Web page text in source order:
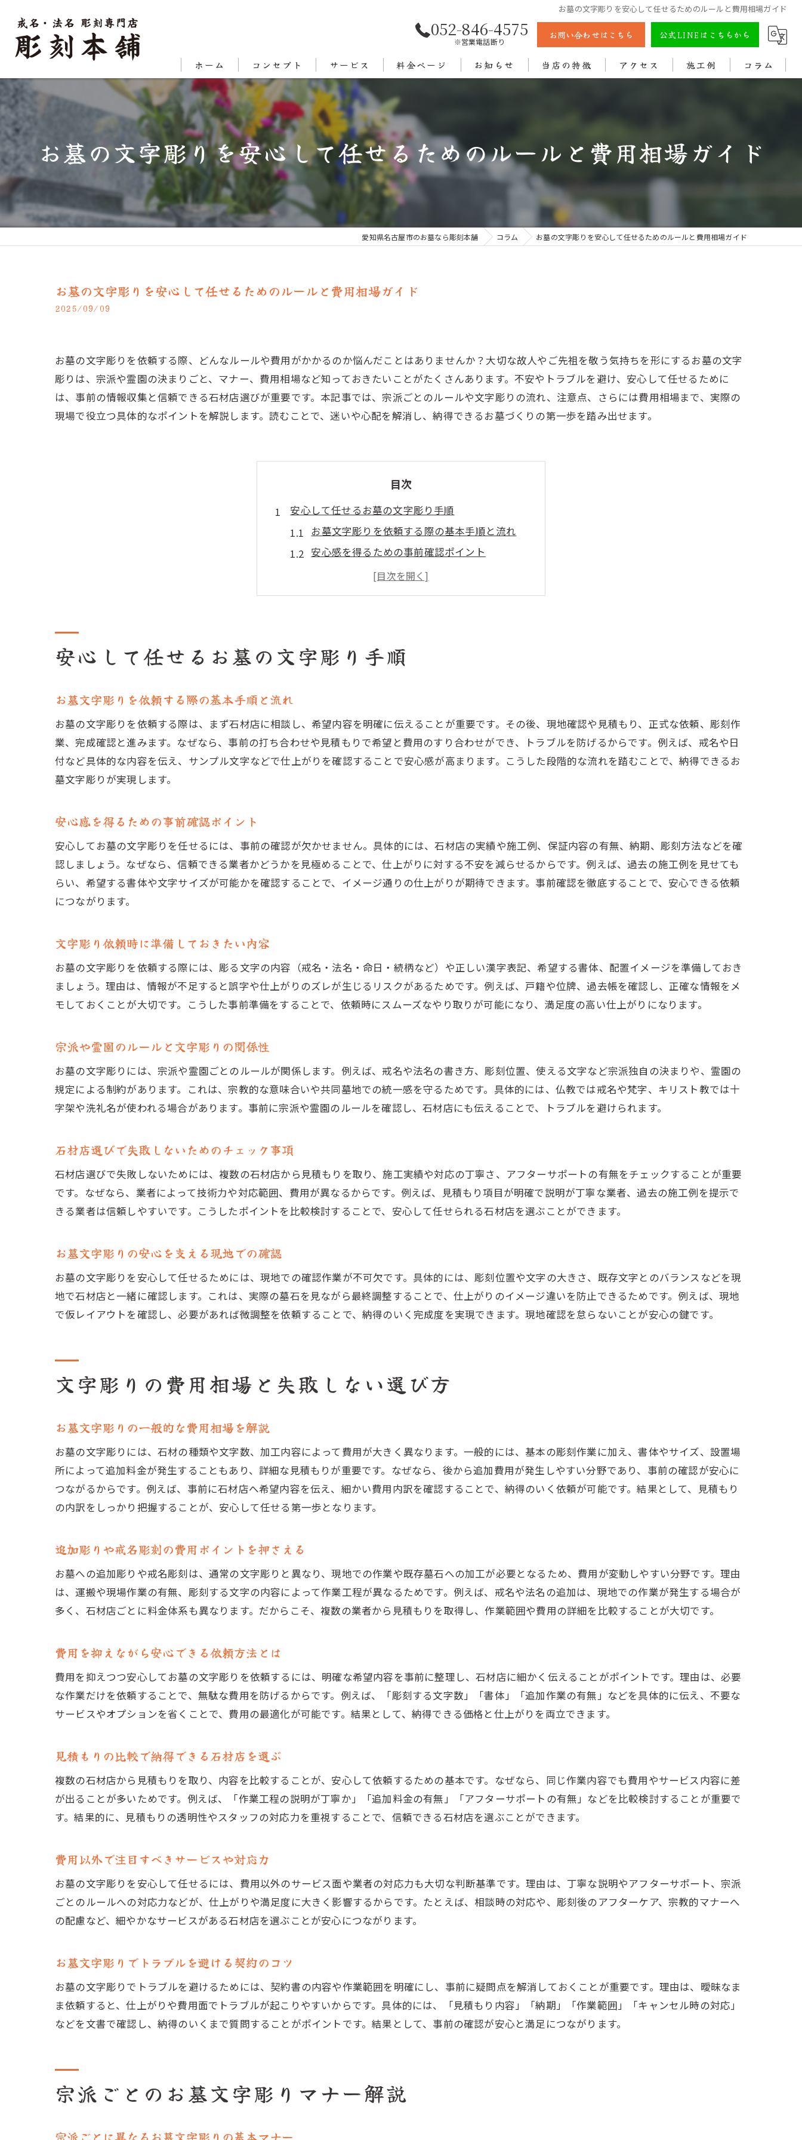
お墓の文字彫りを安心して任せるためのルールと費用相場ガイド
052-846-4575
※営業電話断り
お問い合わせはこちら 公式LINEはこちらから
ホーム コンセプト
代表あいさつ
対応エリア
サービス 料金ページ お知らせ 当店の特徴
法名
色入れ
アクセス 施工例 コラム
お墓の文字彫りを安心して任せるためのルールと費用相場ガイド
愛知県名古屋市のお墓なら彫刻本舗 コラム お墓の文字彫りを安心して任せるためのルールと費用相場ガイド
お墓の文字彫りを安心して任せるためのルールと費用相場ガイド
2025/09/09
お墓の文字彫りを依頼する際、どんなルールや費用がかかるのか悩んだことはありませんか？大切な故人やご先祖を敬う気持ちを形にするお墓の文字
彫りは、宗派や霊園の決まりごと、マナー、費用相場など知っておきたいことがたくさんあります。不安やトラブルを避け、安心して任せるために
は、事前の情報収集と信頼できる石材店選びが重要です。本記事では、宗派ごとのルールや文字彫りの流れ、注意点、さらには費用相場まで、実際の
現場で役立つ具体的なポイントを解説します。読むことで、迷いや心配を解消し、納得できるお墓づくりの第一歩を踏み出せます。
目次
安心して任せるお墓の文字彫り手順
お墓文字彫りを依頼する際の基本手順と流れ
安心感を得るための事前確認ポイント
文字彫り依頼時に準備しておきたい内容
宗派や霊園のルールと文字彫りの関係性
文字彫りの費用相場と失敗しない選び方
費用を抑えながら安心できる依頼方法とは
見積もりの比較で納得できる石材店を選ぶ
費用以外で注目すべきサービスや対応力
戒名や法名の彫刻時に気をつけたいポイント
お墓文字彫りで避けるべきタブーの具体例
石材店との相談でマナー違反を防ぐ方法
お墓追加彫りを依頼する際の大切な注意点
戒名彫刻時に確認したい費用と手続き
お墓文字彫り追加で失敗しない進め方
追加彫りの際に石材店と決めるべき事項
タブーを避けた墓石文字の決め方
お墓文字彫りで避けるべき言葉や表現
タブーを理解して安心できる文字選びを実現
霊園や宗派の規定を守る文字彫りポイント
お墓文字彫りにおける著作権や法的注意点
戒名彫刻はいつ依頼するのが最適かを解説
墓石に名前を彫らない選択が増える背景
トラブルを防ぐお墓文字彫りの心得
費用や仕上がりで後悔しないための対策
石材店との打ち合わせで伝えるべき事項
お墓文字彫りの完成後にすべき最終チェック
トラブル時に安心できるサポート体制とは
口コミや実績から選ぶ安心の石材店選び
費用やサービス内容で比較するポイント
お墓文字彫りの相談がしやすい店舗の特徴
安心して任せるお墓の文字彫り手順
お墓文字彫りを依頼する際の基本手順と流れ
お墓の文字彫りを依頼する際は、まず石材店に相談し、希望内容を明確に伝えることが重要です。その後、現地確認や見積もり、正式な依頼、彫刻作
業、完成確認と進みます。なぜなら、事前の打ち合わせや見積もりで希望と費用のすり合わせができ、トラブルを防げるからです。例えば、戒名や日
付など具体的な内容を伝え、サンプル文字などで仕上がりを確認することで安心感が高まります。こうした段階的な流れを踏むことで、納得できるお
墓文字彫りが実現します。
安心感を得るための事前確認ポイント
安心してお墓の文字彫りを任せるには、事前の確認が欠かせません。具体的には、石材店の実績や施工例、保証内容の有無、納期、彫刻方法などを確
認しましょう。なぜなら、信頼できる業者かどうかを見極めることで、仕上がりに対する不安を減らせるからです。例えば、過去の施工例を見せても
らい、希望する書体や文字サイズが可能かを確認することで、イメージ通りの仕上がりが期待できます。事前確認を徹底することで、安心できる依頼
につながります。
文字彫り依頼時に準備しておきたい内容
お墓の文字彫りを依頼する際には、彫る文字の内容（戒名・法名・命日・続柄など）や正しい漢字表記、希望する書体、配置イメージを準備しておき
ましょう。理由は、情報が不足すると誤字や仕上がりのズレが生じるリスクがあるためです。例えば、戸籍や位牌、過去帳を確認し、正確な情報をメ
モしておくことが大切です。こうした事前準備をすることで、依頼時にスムーズなやり取りが可能になり、満足度の高い仕上がりになります。
宗派や霊園のルールと文字彫りの関係性
お墓の文字彫りには、宗派や霊園ごとのルールが関係します。例えば、戒名や法名の書き方、彫刻位置、使える文字など宗派独自の決まりや、霊園の
規定による制約があります。これは、宗教的な意味合いや共同墓地での統一感を守るためです。具体的には、仏教では戒名や梵字、キリスト教では十
字架や洗礼名が使われる場合があります。事前に宗派や霊園のルールを確認し、石材店にも伝えることで、トラブルを避けられます。
石材店選びで失敗しないためのチェック事項
石材店選びで失敗しないためには、複数の石材店から見積もりを取り、施工実績や対応の丁寧さ、アフターサポートの有無をチェックすることが重要
です。なぜなら、業者によって技術力や対応範囲、費用が異なるからです。例えば、見積もり項目が明確で説明が丁寧な業者、過去の施工例を提示で
きる業者は信頼しやすいです。こうしたポイントを比較検討することで、安心して任せられる石材店を選ぶことができます。
お墓文字彫りの安心を支える現地での確認
お墓の文字彫りを安心して任せるためには、現地での確認作業が不可欠です。具体的には、彫刻位置や文字の大きさ、既存文字とのバランスなどを現
地で石材店と一緒に確認します。これは、実際の墓石を見ながら最終調整することで、仕上がりのイメージ違いを防止できるためです。例えば、現地
で仮レイアウトを確認し、必要があれば微調整を依頼することで、納得のいく完成度を実現できます。現地確認を怠らないことが安心の鍵です。
文字彫りの費用相場と失敗しない選び方
お墓文字彫りの一般的な費用相場を解説
お墓の文字彫りには、石材の種類や文字数、加工内容によって費用が大きく異なります。一般的には、基本の彫刻作業に加え、書体やサイズ、設置場
所によって追加料金が発生することもあり、詳細な見積もりが重要です。なぜなら、後から追加費用が発生しやすい分野であり、事前の確認が安心に
つながるからです。例えば、事前に石材店へ希望内容を伝え、細かい費用内訳を確認することで、納得のいく依頼が可能です。結果として、見積もり
の内訳をしっかり把握することが、安心して任せる第一歩となります。
追加彫りや戒名彫刻の費用ポイントを押さえる
お墓への追加彫りや戒名彫刻は、通常の文字彫りと異なり、現地での作業や既存墓石への加工が必要となるため、費用が変動しやすい分野です。理由
は、運搬や現場作業の有無、彫刻する文字の内容によって作業工程が異なるためです。例えば、戒名や法名の追加は、現地での作業が発生する場合が
多く、石材店ごとに料金体系も異なります。だからこそ、複数の業者から見積もりを取得し、作業範囲や費用の詳細を比較することが大切です。
費用を抑えながら安心できる依頼方法とは
費用を抑えつつ安心してお墓の文字彫りを依頼するには、明確な希望内容を事前に整理し、石材店に細かく伝えることがポイントです。理由は、必要
な作業だけを依頼することで、無駄な費用を防げるからです。例えば、「彫刻する文字数」「書体」「追加作業の有無」などを具体的に伝え、不要な
サービスやオプションを省くことで、費用の最適化が可能です。結果として、納得できる価格と仕上がりを両立できます。
見積もりの比較で納得できる石材店を選ぶ
複数の石材店から見積もりを取り、内容を比較することが、安心して依頼するための基本です。なぜなら、同じ作業内容でも費用やサービス内容に差
が出ることが多いためです。例えば、「作業工程の説明が丁寧か」「追加料金の有無」「アフターサポートの有無」などを比較検討することが重要で
す。結果的に、見積もりの透明性やスタッフの対応力を重視することで、信頼できる石材店を選ぶことができます。
費用以外で注目すべきサービスや対応力
お墓の文字彫りを安心して任せるには、費用以外のサービス面や業者の対応力も大切な判断基準です。理由は、丁寧な説明やアフターサポート、宗派
ごとのルールへの対応力などが、仕上がりや満足度に大きく影響するからです。たとえば、相談時の対応や、彫刻後のアフターケア、宗教的マナーへ
の配慮など、細やかなサービスがある石材店を選ぶことが安心につながります。
お墓文字彫りでトラブルを避ける契約のコツ
お墓の文字彫りでトラブルを避けるためには、契約書の内容や作業範囲を明確にし、事前に疑問点を解消しておくことが重要です。理由は、曖昧なま
ま依頼すると、仕上がりや費用面でトラブルが起こりやすいからです。具体的には、「見積もり内容」「納期」「作業範囲」「キャンセル時の対応」
などを文書で確認し、納得のいくまで質問することがポイントです。結果として、事前の確認が安心と満足につながります。
宗派ごとのお墓文字彫りマナー解説